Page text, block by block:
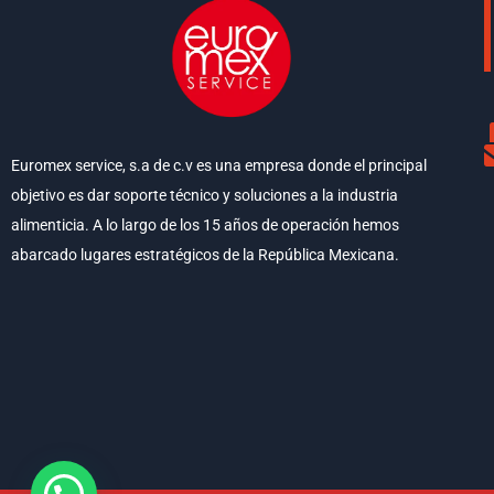
Euromex service, s.a de c.v es una empresa donde el principal
objetivo es dar soporte técnico y soluciones a la industria
alimenticia. A lo largo de los 15 años de operación hemos
abarcado lugares estratégicos de la República Mexicana.